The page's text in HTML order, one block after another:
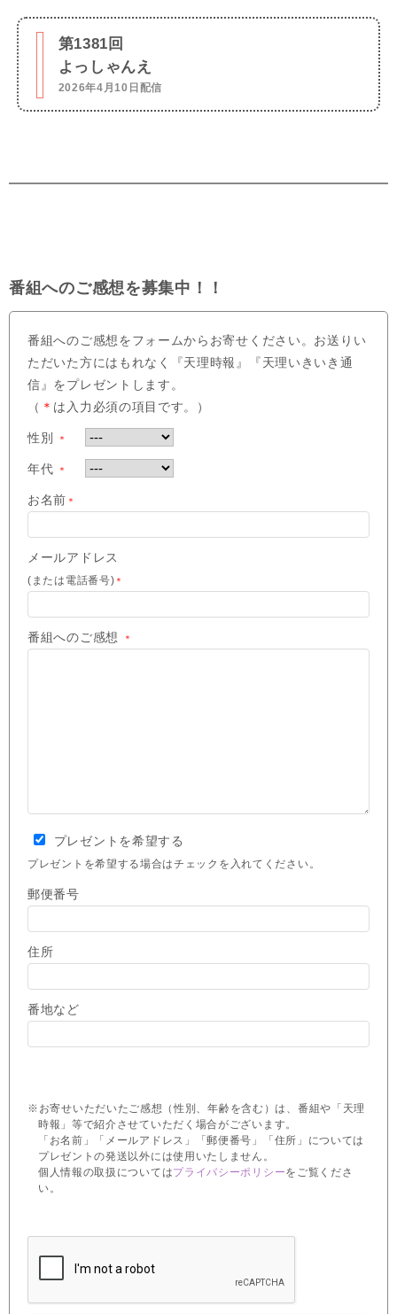
第1381回
よっしゃんえ
2026年4月10日配信
番組へのご感想を募集中！！
番組へのご感想をフォームからお寄せください。お送りい
ただいた方にはもれなく『天理時報』『天理いきいき通
信』をプレゼントします。
（ ＊ は入力必須の項目です。）
性別 ＊
年代 ＊
お名前 ＊
メールアドレス
(または電話番号) ＊
番組へのご感想 ＊
プレゼントを希望する
プレゼントを希望する場合はチェックを入れてください。
郵便番号
住所
番地など
※お寄せいただいたご感想（性別、年齢を含む）は、番組や「天理
時報」等で紹介させていただく場合がございます。
「お名前」「メールアドレス」「郵便番号」「住所」については
プレゼントの発送以外には使用いたしません。
個人情報の取扱についてはプライバシーポリシーをご覧くださ
い。